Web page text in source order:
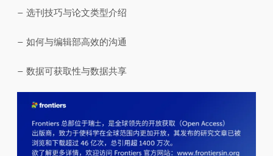
– 选刊技巧与论文类型介绍
– 如何与编辑部高效的沟通
– 数据可获取性与数据共享